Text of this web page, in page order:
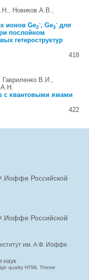
Новиков А.В.,
ионов Ge2
-, Ge3
- для
послойном
гетероструктур
418
В.И.,
А.Н.
с квантовыми ямами
422
Российской
Российской
им. А.Ф. Иоффе
наук
quality HTML Theme